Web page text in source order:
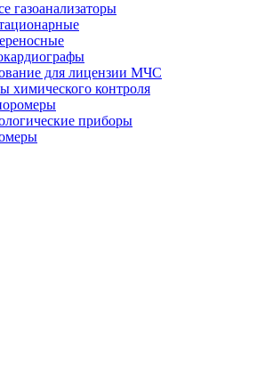
газоанализаторы
для лицензии МЧС
химического контроля
приборы